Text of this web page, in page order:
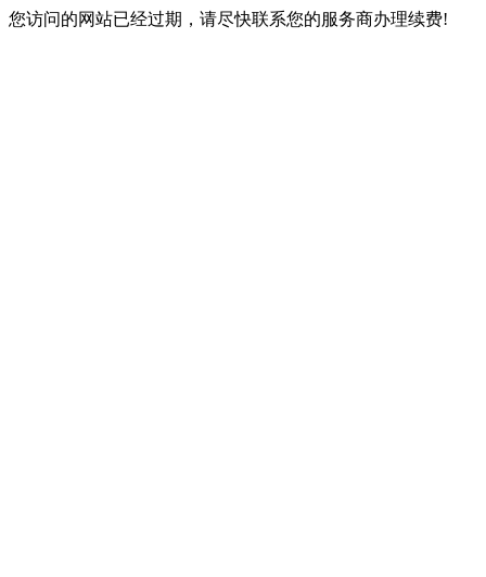
您访问的网站已经过期，请尽快联系您的服务商办理续费!